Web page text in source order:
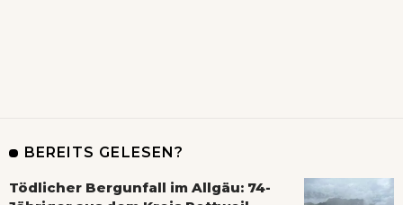
BEREITS GELESEN?
Tödlicher Bergunfall im Allgäu: 74-